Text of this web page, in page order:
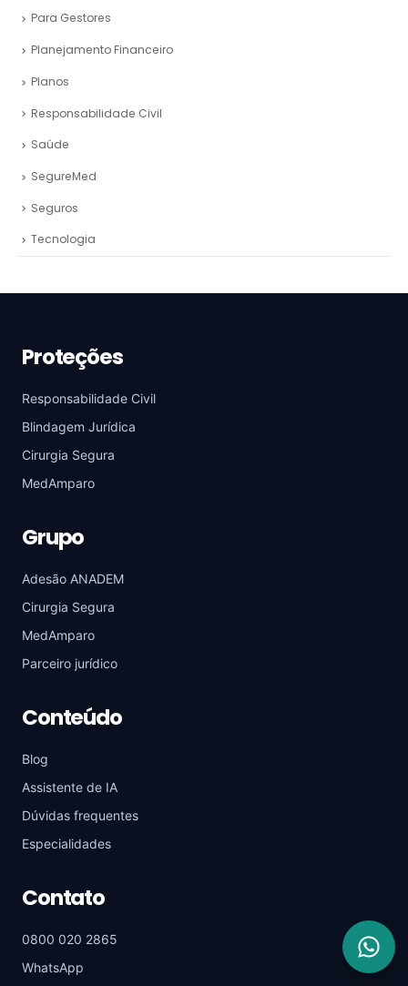
Para Gestores
Planejamento Financeiro
Planos
Responsabilidade Civil
Saúde
SegureMed
Seguros
Tecnologia
Proteções
Responsabilidade Civil
Blindagem Jurídica
Cirurgia Segura
MedAmparo
Grupo
Adesão ANADEM
Cirurgia Segura
MedAmparo
Parceiro jurídico
Conteúdo
Blog
Assistente de IA
Dúvidas frequentes
Especialidades
Contato
0800 020 2865
WhatsApp